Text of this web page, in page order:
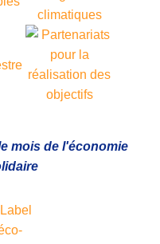
mois de l'économie